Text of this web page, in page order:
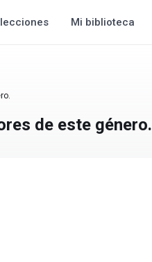
Mi biblioteca
de este género.